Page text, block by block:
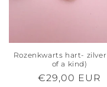
Rozenkwarts hart-
of a kind)
Normale
€29,00 EUR